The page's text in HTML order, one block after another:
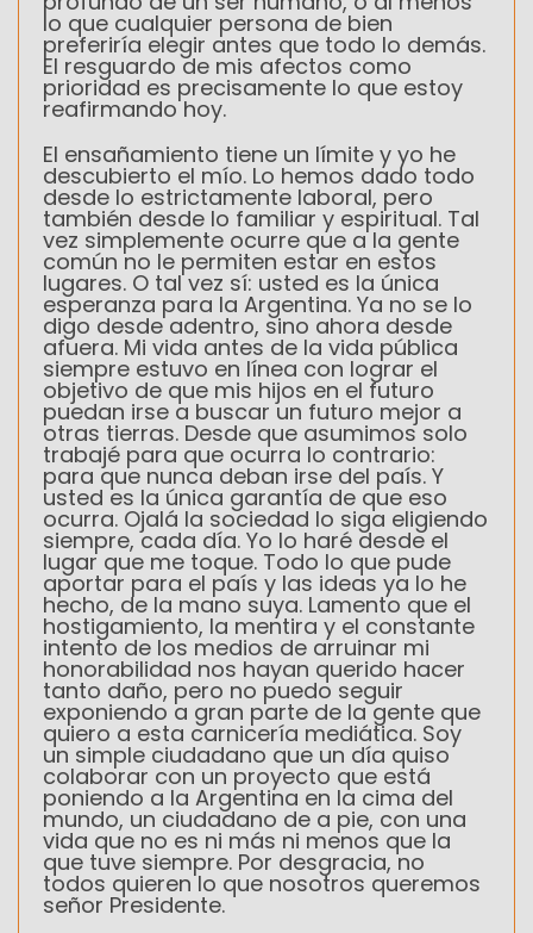
lo que cualquier persona de bien
preferiría elegir antes que todo lo demás.
El resguardo de mis afectos como
prioridad es precisamente lo que estoy
reafirmando hoy.
El ensañamiento tiene un límite y yo he
descubierto el mío. Lo hemos dado todo
desde lo estrictamente laboral, pero
también desde lo familiar y espiritual. Tal
vez simplemente ocurre que a la gente
común no le permiten estar en estos
lugares. O tal vez sí: usted es la única
esperanza para la Argentina. Ya no se lo
digo desde adentro, sino ahora desde
afuera. Mi vida antes de la vida pública
siempre estuvo en línea con lograr el
objetivo de que mis hijos en el futuro
puedan irse a buscar un futuro mejor a
otras tierras. Desde que asumimos solo
trabajé para que ocurra lo contrario:
para que nunca deban irse del país. Y
usted es la única garantía de que eso
ocurra. Ojalá la sociedad lo siga eligiendo
siempre, cada día. Yo lo haré desde el
lugar que me toque. Todo lo que pude
aportar para el país y las ideas ya lo he
hecho, de la mano suya. Lamento que el
hostigamiento, la mentira y el constante
intento de los medios de arruinar mi
honorabilidad nos hayan querido hacer
tanto daño, pero no puedo seguir
exponiendo a gran parte de la gente que
quiero a esta carnicería mediática. Soy
un simple ciudadano que un día quiso
colaborar con un proyecto que está
poniendo a la Argentina en la cima del
mundo, un ciudadano de a pie, con una
vida que no es ni más ni menos que la
que tuve siempre. Por desgracia, no
todos quieren lo que nosotros queremos
señor Presidente.